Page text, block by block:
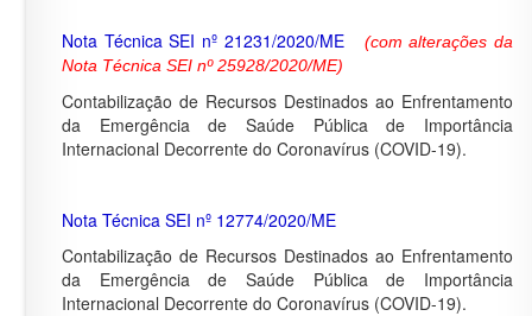
Nota Técnica SEI nº 21231/2020/ME
(com alterações da
Nota Técnica SEI nº 25928/2020/ME)
Contabilização de Recursos Destinados ao Enfrentamento
da Emergência de Saúde Pública de Importância
Internacional Decorrente do Coronavírus (COVID-19).
Nota Técnica SEI nº 12774/2020/ME
Contabilização de Recursos Destinados ao Enfrentamento
da Emergência de Saúde Pública de Importância
Internacional Decorrente do Coronavírus (COVID-19).